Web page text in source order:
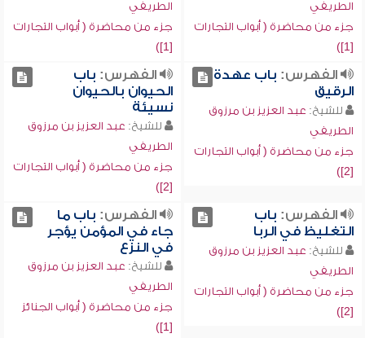
الطريفي
جزء من محاضرة ( أبواب التجارات
[1])
الطريفي
جزء من محاضرة ( أبواب التجارات
[1])
الفهرس: باب عهدة
الرقيق
للشيخ: عبد العزيز بن مرزوق
الطريفي
جزء من محاضرة ( أبواب التجارات
[2])
الفهرس: باب
الحيوان بالحيوان
نسيئة
للشيخ: عبد العزيز بن مرزوق
الطريفي
جزء من محاضرة ( أبواب التجارات
[2])
الفهرس: باب
التغليظ في الربا
للشيخ: عبد العزيز بن مرزوق
الطريفي
جزء من محاضرة ( أبواب التجارات
[2])
الفهرس: باب ما
جاء في المؤمن يؤجر
في النزع
للشيخ: عبد العزيز بن مرزوق
الطريفي
جزء من محاضرة ( أبواب الجنائز
[1])